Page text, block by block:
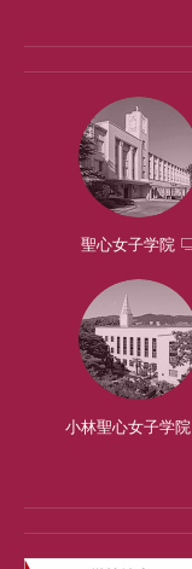
聖心女子学院
小林聖心女子学院